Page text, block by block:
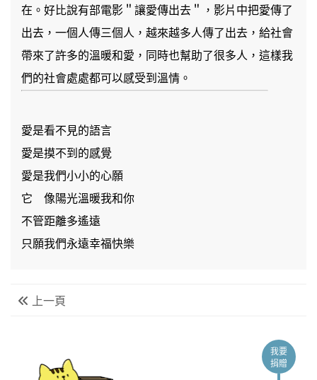
在。好比說有部電影＂讓愛傳出去＂，影片中把愛傳了
出去，一個人傳三個人，越來越多人傳了出去，給社會
帶來了許多的溫暖和愛，同時也幫助了很多人，這樣我
們的社會處處都可以感受到溫情。
愛是看不見的語言
愛是摸不到的感覺
愛是我們小小的心願
它 像陽光溫暖我和你
不管距離多遙遠
只願我們永遠幸福快樂
上一頁
我要
捐贈